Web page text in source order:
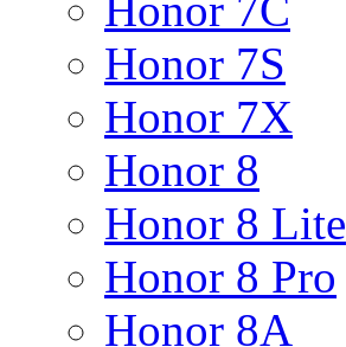
Honor 7S
Honor 7X
Honor 8
Honor 8 Lite
Honor 8 Pro
Honor 8A